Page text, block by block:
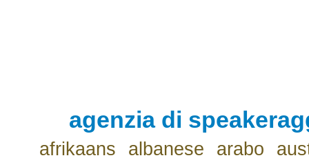
agenzia di
afrikaans albanese arabo